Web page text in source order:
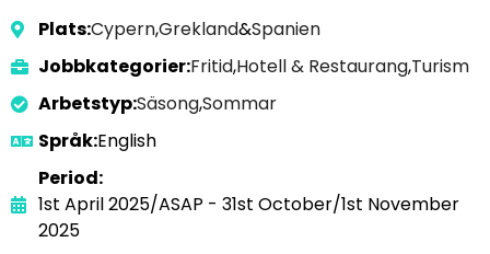
Plats:Cypern,Grekland&Spanien
Jobbkategorier:Fritid,Hotell & Restaurang,Turism
Arbetstyp:Säsong,Sommar
Språk:English
Period:
1st April 2025/ASAP - 31st October/1st November
2025